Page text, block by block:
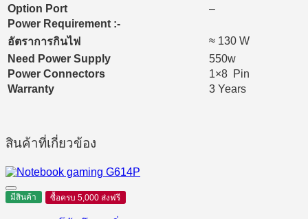
Option Port
–
Power Requirement :-
อัตราการกินไฟ
≈ 130 W
Need Power Supply
550w
Power Connectors
1×8 Pin
Warranty
3 Years
สินค้าที่เกี่ยวข้อง
มีสินค้า ซื้อครบ 5,000 ส่งฟรี